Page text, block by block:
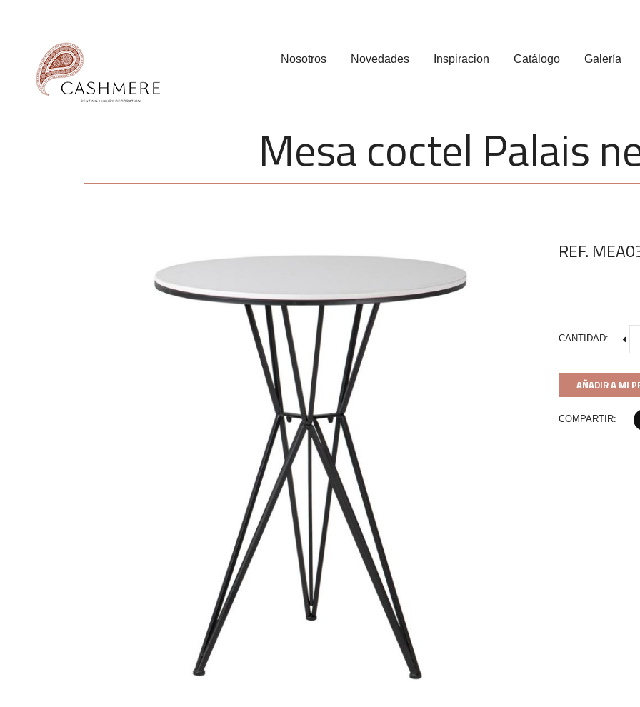
Nosotros Novedades Inspiracion Catálogo Galería
Mesa coctel Palais
REF.
CANTIDAD:
AÑADIR A MI
COMPARTIR: